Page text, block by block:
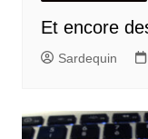
Et encore
Sardequin